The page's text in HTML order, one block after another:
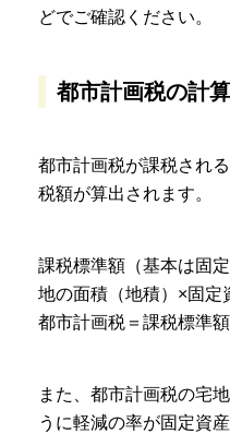
どでご確認ください。
都市計画税の計
都市計画税が課税され
税額が算出されます。
課税標準額（基本は固
地の面積（地積）×固定
都市計画税＝課税標準
また、都市計画税の宅
うに軽減の率が固定資